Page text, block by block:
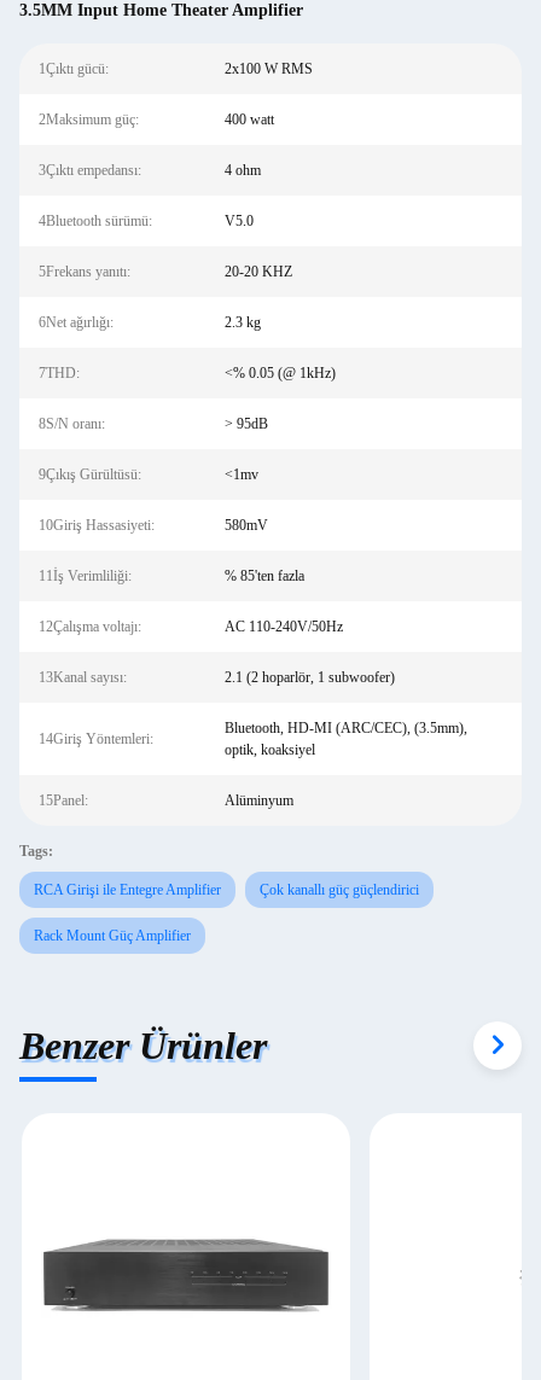
3.5MM Input Home Theater Amplifier
1Çıktı gücü: 2x100 W RMS
2Maksimum güç: 400 watt
3Çıktı empedansı: 4 ohm
4Bluetooth sürümü: V5.0
5Frekans yanıtı: 20-20 KHZ
6Net ağırlığı: 2.3 kg
7THD: <% 0.05 (@ 1kHz)
8S/N oranı: > 95dB
9Çıkış Gürültüsü: <1mv
10Giriş Hassasiyeti: 580mV
11İş Verimliliği: % 85'ten fazla
12Çalışma voltajı: AC 110-240V/50Hz
13Kanal sayısı: 2.1 (2 hoparlör, 1 subwoofer)
14Giriş Yöntemleri:
Bluetooth, HD-MI (ARC/CEC), (3.5mm),
optik, koaksiyel
15Panel: Alüminyum
Tags:
RCA Girişi ile Entegre Amplifier Çok kanallı güç güçlendirici
Rack Mount Güç Amplifier
Benzer Ürünler